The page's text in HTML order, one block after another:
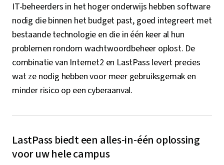
IT-beheerders in het hoger onderwijs hebben software
nodig die binnen het budget past, goed integreert met
bestaande technologie en die in één keer al hun
problemen rondom wachtwoordbeheer oplost. De
combinatie van Internet2 en LastPass levert precies
wat ze nodig hebben voor meer gebruiksgemak en
minder risico op een cyberaanval.
LastPass biedt een alles-in-één oplossing
voor uw hele campus